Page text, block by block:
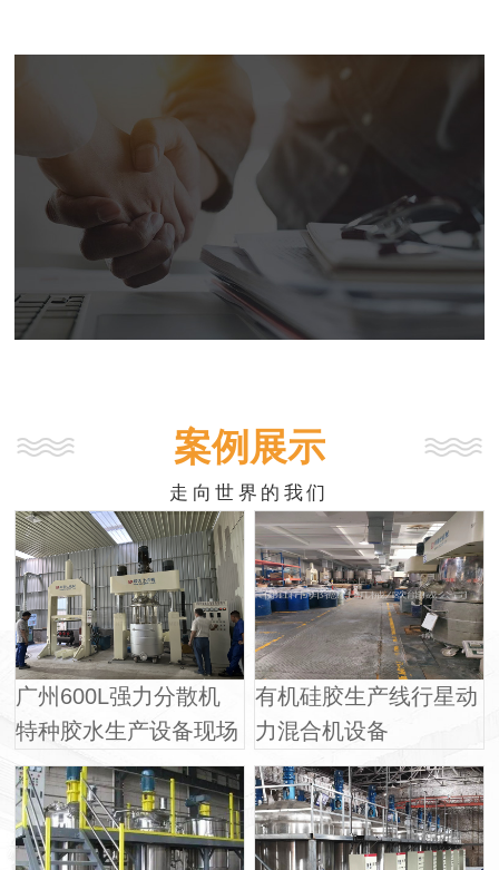
案例展示
走向世界的我们
广州600L强力分散机
特种胶水生产设备现场
有机硅胶生产线行星动
力混合机设备